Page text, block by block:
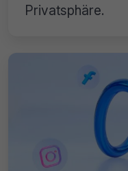
Privatsphäre.